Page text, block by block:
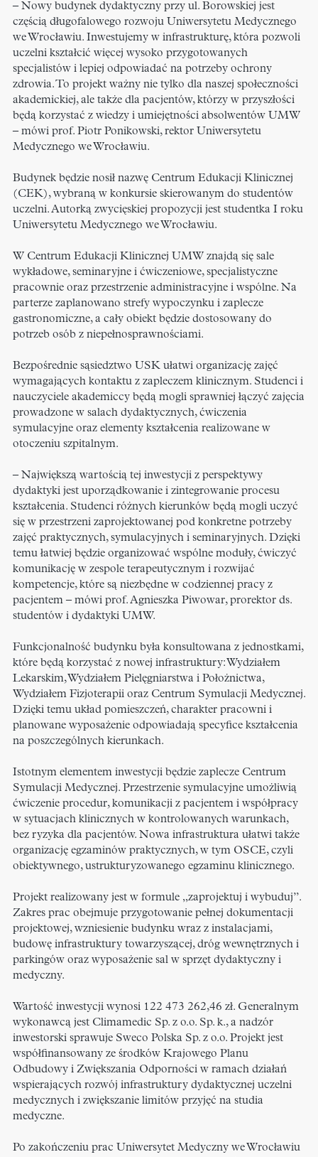
– Nowy budynek dydaktyczny przy ul. Borowskiej jest
częścią długofalowego rozwoju Uniwersytetu Medycznego
we Wrocławiu. Inwestujemy w infrastrukturę, która pozwoli
uczelni kształcić więcej wysoko przygotowanych
specjalistów i lepiej odpowiadać na potrzeby ochrony
zdrowia. To projekt ważny nie tylko dla naszej społeczności
akademickiej, ale także dla pacjentów, którzy w przyszłości
będą korzystać z wiedzy i umiejętności absolwentów UMW
– mówi prof. Piotr Ponikowski, rektor Uniwersytetu
Medycznego we Wrocławiu.
Budynek będzie nosił nazwę Centrum Edukacji Klinicznej
(CEK), wybraną w konkursie skierowanym do studentów
uczelni. Autorką zwycięskiej propozycji jest studentka I roku
Uniwersytetu Medycznego we Wrocławiu.
W Centrum Edukacji Klinicznej UMW znajdą się sale
wykładowe, seminaryjne i ćwiczeniowe, specjalistyczne
pracownie oraz przestrzenie administracyjne i wspólne. Na
parterze zaplanowano strefy wypoczynku i zaplecze
gastronomiczne, a cały obiekt będzie dostosowany do
potrzeb osób z niepełnosprawnościami.
Bezpośrednie sąsiedztwo USK ułatwi organizację zajęć
wymagających kontaktu z zapleczem klinicznym. Studenci i
nauczyciele akademiccy będą mogli sprawniej łączyć zajęcia
prowadzone w salach dydaktycznych, ćwiczenia
symulacyjne oraz elementy kształcenia realizowane w
otoczeniu szpitalnym.
– Największą wartością tej inwestycji z perspektywy
dydaktyki jest uporządkowanie i zintegrowanie procesu
kształcenia. Studenci różnych kierunków będą mogli uczyć
się w przestrzeni zaprojektowanej pod konkretne potrzeby
zajęć praktycznych, symulacyjnych i seminaryjnych. Dzięki
temu łatwiej będzie organizować wspólne moduły, ćwiczyć
komunikację w zespole terapeutycznym i rozwijać
kompetencje, które są niezbędne w codziennej pracy z
pacjentem – mówi prof. Agnieszka Piwowar, prorektor ds.
studentów i dydaktyki UMW.
Funkcjonalność budynku była konsultowana z jednostkami,
które będą korzystać z nowej infrastruktury: Wydziałem
Lekarskim, Wydziałem Pielęgniarstwa i Położnictwa,
Wydziałem Fizjoterapii oraz Centrum Symulacji Medycznej.
Dzięki temu układ pomieszczeń, charakter pracowni i
planowane wyposażenie odpowiadają specyfice kształcenia
na poszczególnych kierunkach.
Istotnym elementem inwestycji będzie zaplecze Centrum
Symulacji Medycznej. Przestrzenie symulacyjne umożliwią
ćwiczenie procedur, komunikacji z pacjentem i współpracy
w sytuacjach klinicznych w kontrolowanych warunkach,
bez ryzyka dla pacjentów. Nowa infrastruktura ułatwi także
organizację egzaminów praktycznych, w tym OSCE, czyli
obiektywnego, ustrukturyzowanego egzaminu klinicznego.
Projekt realizowany jest w formule „zaprojektuj i wybuduj”.
Zakres prac obejmuje przygotowanie pełnej dokumentacji
projektowej, wzniesienie budynku wraz z instalacjami,
budowę infrastruktury towarzyszącej, dróg wewnętrznych i
parkingów oraz wyposażenie sal w sprzęt dydaktyczny i
medyczny.
Wartość inwestycji wynosi 122 473 262,46 zł. Generalnym
wykonawcą jest Climamedic Sp. z o.o. Sp. k., a nadzór
inwestorski sprawuje Sweco Polska Sp. z o.o. Projekt jest
współfinansowany ze środków Krajowego Planu
Odbudowy i Zwiększania Odporności w ramach działań
wspierających rozwój infrastruktury dydaktycznej uczelni
medycznych i zwiększanie limitów przyjęć na studia
medyczne.
Po zakończeniu prac Uniwersytet Medyczny we Wrocławiu